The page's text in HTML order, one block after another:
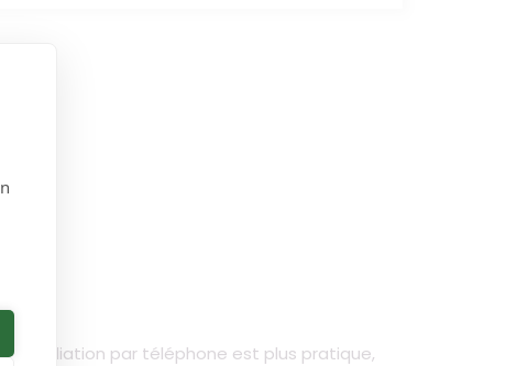
résiliation par téléphone est plus pratique,